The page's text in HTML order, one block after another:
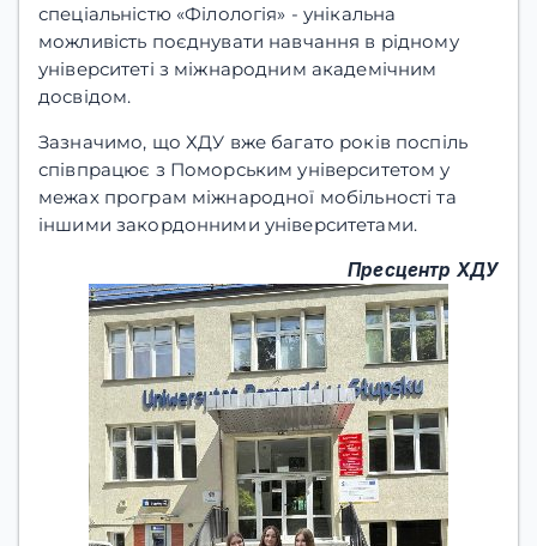
спеціальністю «Філологія» - унікальна
можливість поєднувати навчання в рідному
університеті з міжнародним академічним
досвідом.
Зазначимо, що ХДУ вже багато років поспіль
співпрацює з Поморським університетом у
межах програм міжнародної мобільності та
іншими закордонними університетами.
Пресцентр ХДУ